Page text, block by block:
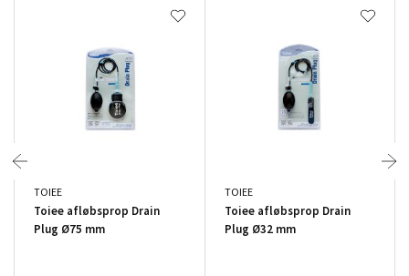
TOIEE
Toiee afløbsprop Drain
Plug Ø75 mm
TOIEE
Toiee afløbsprop Drain
Plug Ø32 mm